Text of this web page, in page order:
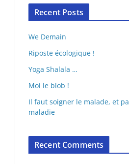
Recent Posts
We Demain
Riposte écologique !
Yoga Shalala …
Moi le blob !
Il faut soigner le malade, et
maladie
Recent Comments